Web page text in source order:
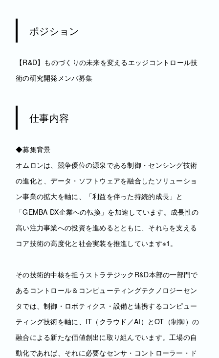
ポジション
【R&D】ものづくりの未来を変えるエッジコントロール技
術の研究開発メンバ募集
仕事内容
◆募集背景
オムロンは、競争優位の源泉である制御・センシング技術
の進化と、データ・ソフトウェアを融合したソリューショ
ン事業の拡大を軸に、「利益を伴った持続的成長」と
「GEMBA DX企業への転換」を加速しています。成長性の
高い注力事業への投資を進めるとともに、それらを支える
コア技術の高度化と社会実装を推進しています※1。
その技術的中核を担うストラテジックR&D本部の一部門で
あるコントロール＆コンピューティングテクノロジーセン
タでは、制御・ロボティクス・設備と連携するコンピュー
ティング技術を軸に、IT（クラウド／AI）とOT（制御）の
融合による新たな価値創出に取り組んでいます。工場の自
動化であれば、それに必要なセンサ・コントローラー・ド